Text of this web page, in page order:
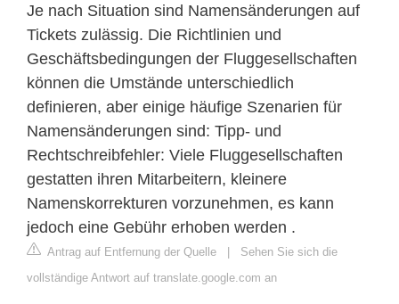
Je nach Situation sind Namensänderungen auf
Tickets zulässig. Die Richtlinien und
Geschäftsbedingungen der Fluggesellschaften
können die Umstände unterschiedlich
definieren, aber einige häufige Szenarien für
Namensänderungen sind: Tipp- und
Rechtschreibfehler: Viele Fluggesellschaften
gestatten ihren Mitarbeitern, kleinere
Namenskorrekturen vorzunehmen, es kann
jedoch eine Gebühr erhoben werden .
Antrag auf Entfernung der Quelle | Sehen Sie sich die
vollständige Antwort auf translate.google.com an